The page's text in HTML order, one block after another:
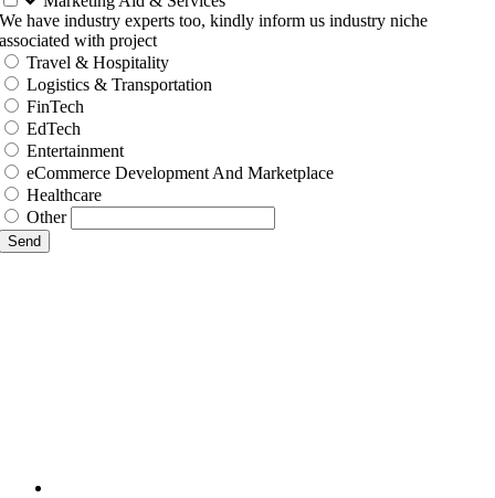
We have industry experts too, kindly inform us industry niche
associated with project
Travel & Hospitality
Logistics & Transportation
FinTech
EdTech
Entertainment
eCommerce Development And Marketplace
Healthcare
Other
Send